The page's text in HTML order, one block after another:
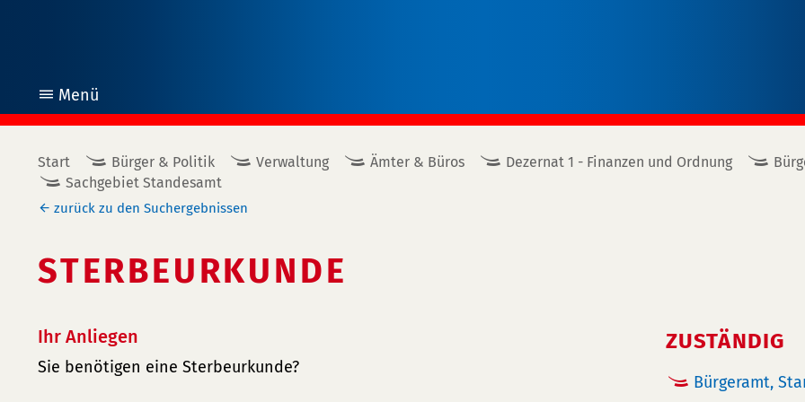
Menü
öffnen
Start Bürger & Politik Verwaltung Ämter & Büros Dezernat 1 - Finanzen und Ordnung
Sachgebiet Standesamt
zurück zu den Suchergebnissen
STERBEURKUNDE
Ihr Anliegen
Sie benötigen eine Sterbeurkunde?
ZUSTÄNDIG
Bürgeramt,